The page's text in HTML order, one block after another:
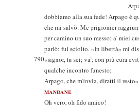
Arpago... Oh
dobbiamo alla sua fede! Arpago è
che mi salvò. Me prigionier
per camino un suo messo; a' miei
parlò; fui sciolto. «In libertà» mi
790«signor, tu sei; va'; con più cura
qualche incontro funesto;
Arpago, che m'invia, diratti il
MANDANE
Oh vero, oh fido amico!